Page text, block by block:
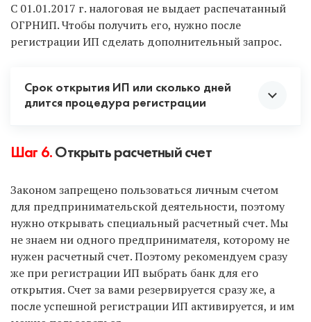
Делаем вывод, что первые 3 способа самые
оптимальные. В остальном выбор за вами.
С 01.01.2017 г. налоговая не выдает распечатанный
ОГРНИП. Чтобы получить его, нужно после
регистрации ИП сделать дополнительный запрос.
Срок открытия ИП или сколько дней
длится процедура регистрации
Как только документы поданы, отсчитываем 3
заветное уведомление, что вы стали
предпринимателем.
Если же рассматривать всю процедуру вместе с
подготовкой и подачей документов, то срок
регистрации такой:
С услугой «Опытный специалист» — всего 7
рабочих дней: 3 на регистрацию в налоговой и 4
Шаг 6. Открыть расчетный счет
Законом запрещено пользоваться личным счетом
для предпринимательской деятельности, поэтому
нужно открывать специальный расчетный счет. Мы
не знаем ни одного предпринимателя, которому не
нужен расчетный счет. Поэтому рекомендуем сразу
же при регистрации ИП выбрать банк для его
открытия. Счет за вами резервируется сразу же, а
после успешной регистрации ИП активируется, и им